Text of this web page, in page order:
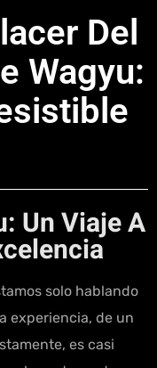
Del
Wagyu:
Un Viaje A
solo hablando
experiencia, de un
es casi